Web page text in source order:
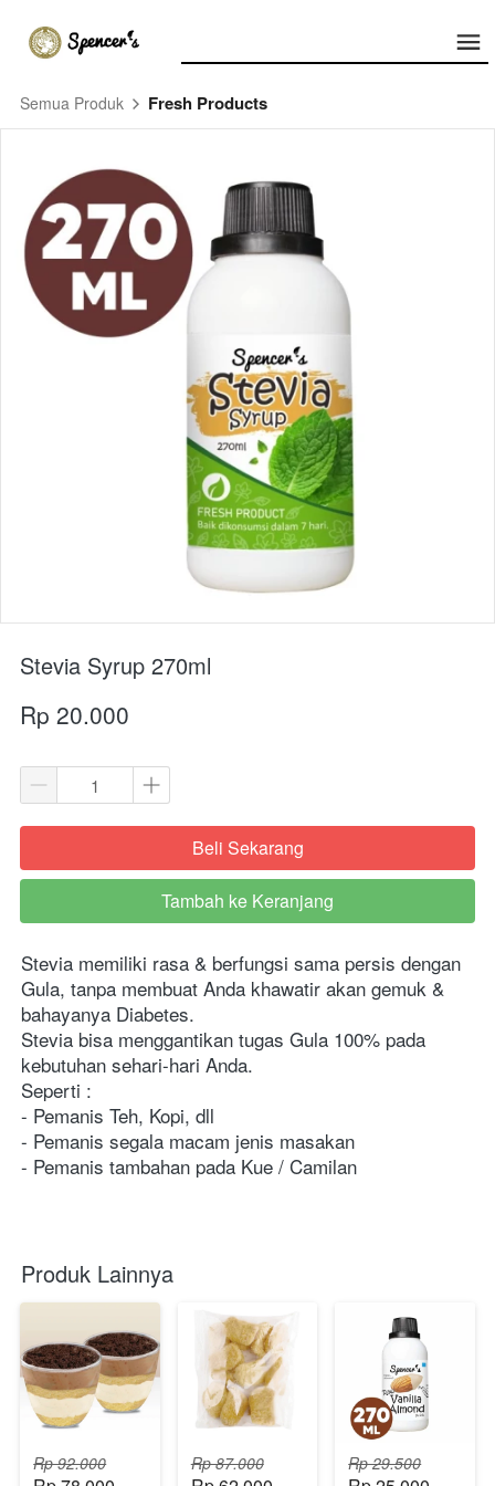
Semua Produk Fresh Products
Stevia Syrup 270ml
Rp 20.000
`Beli Sekarang
`
Tambah ke Keranjang
Stevia memiliki rasa & berfungsi sama persis dengan
Gula, tanpa membuat Anda khawatir akan gemuk &
bahayanya Diabetes.
Stevia bisa menggantikan tugas Gula 100% pada
kebutuhan sehari-hari Anda.
Seperti :
- Pemanis Teh, Kopi, dll
- Pemanis segala macam jenis masakan
- Pemanis tambahan pada Kue / Camilan
Produk Lainnya
Rp 92.000 Rp 87.000 Rp 29.500